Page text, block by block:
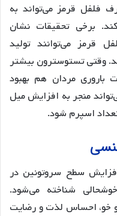
فلفل قرمز می‌تواند به
برخی تحقیقات نشان
قرمز می‌توانند تولید
وقتی تستوسترون بیشتر
مردان هم بهبود
منجر به افزایش میل
اسپرم شود.
سطح سروتونین در
شناخته می‌شود.
خو، احساس لذت و رضایت